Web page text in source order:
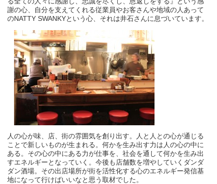
謝の心、自分を支えてくれる従業員やお客さんや地域の人あって
のNATTY SWANKYという心、それは井石さんに息づいています。
人の心が味、店、街の雰囲気を創り出す。人と人との心が通じる
ことで新しいものが生まれる。何かを生み出す力は人の心の中に
ある。その心の中にある力が仕事を、社会を通して何かを生み出
すエネルギーとなっていく。今後も店舗数を増やしていくダンダ
ダン酒場。その出店場所が街を活性化する心のエネルギー発信基
地になって行けばいいなと思う取材でした。